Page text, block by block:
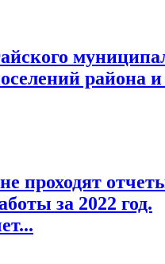
района
проходят
за 2022 год.